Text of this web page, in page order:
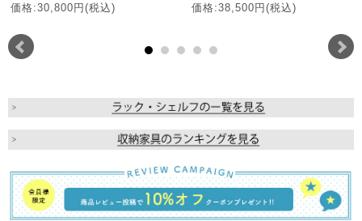
価格:30,800円(税込) 価格:38,500円(税込)